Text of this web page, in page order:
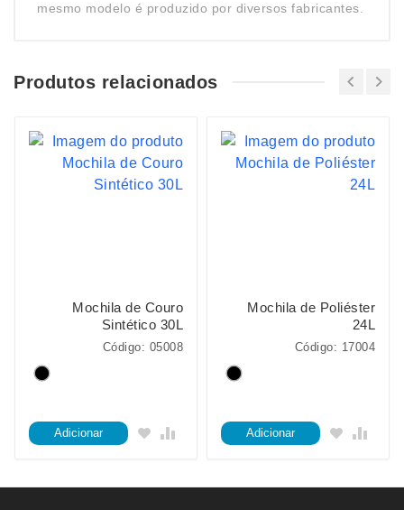
mesmo modelo é produzido por diversos fabricantes.
Produtos relacionados
Mochila de Couro
Sintético 30L
Código: 05008
Adicionar
Mochila de Poliéster
24L
Código: 17004
Adicionar